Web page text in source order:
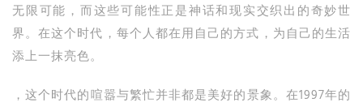
无限可能，而这些可能性正是神话和现实交织出的奇妙世
界。在这个时代，每个人都在用自己的方式，为自己的生活
添上一抹亮色。
，这个时代的喧嚣与繁忙并非都是美好的景象。在1997年的